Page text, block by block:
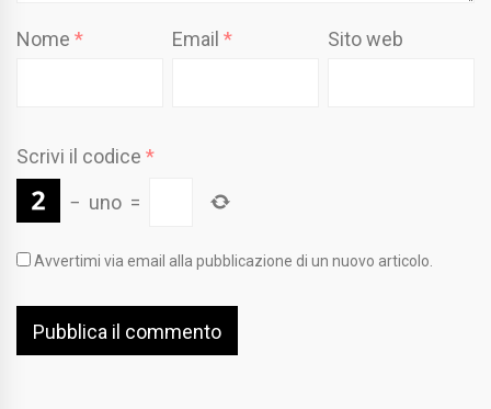
Nome * Email* Sito web
Scrivi il codice *
− uno =
Avvertimi via email alla pubblicazione di un nuovo articolo.